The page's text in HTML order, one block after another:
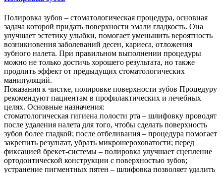
Полировка зубов – стоматологическая процедура, основная
задача которой придать поверхности эмали гладкость. Она
улучшает эстетику улыбки, помогает уменьшить вероятность
возникновения заболеваний десен, кариеса, отложения
зубного налета. При правильном выполнении процедуры
можно не только достичь хорошего результата, но также
продлить эффект от предыдущих стоматологических
манипуляций.
Показания к чистке, полировке поверхности зубов Процедуру
рекомендуют пациентам в профилактических и лечебных
целях. Основные назначения:
стоматологическая гигиена полости рта – шлифовку проводят
после удаления налета для того, чтобы сделать поверхность
зубов более гладкой; после отбеливания – процедура помогает
закрепить результат, убрать микрошероховатости; перед
фиксацией брекет-системы – полировка улучшает сцепление
ортодонтической конструкции с поверхностью зубов;
устранение пигментных пятен – шлифовка позволяет удалить